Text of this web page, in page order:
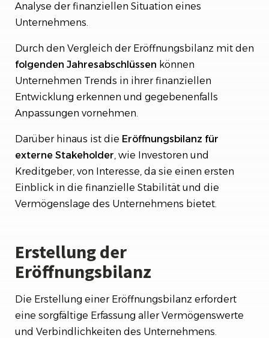
Analyse der finanziellen Situation eines
Unternehmens.
Durch den Vergleich der Eröffnungsbilanz mit den
folgenden Jahresabschlüssen können
Unternehmen Trends in ihrer finanziellen
Entwicklung erkennen und gegebenenfalls
Anpassungen vornehmen.
Darüber hinaus ist die Eröffnungsbilanz für
externe Stakeholder, wie Investoren und
Kreditgeber, von Interesse, da sie einen ersten
Einblick in die finanzielle Stabilität und die
Vermögenslage des Unternehmens bietet.
Erstellung der
Eröffnungsbilanz
Die Erstellung einer Eröffnungsbilanz erfordert
eine sorgfältige Erfassung aller Vermögenswerte
und Verbindlichkeiten des Unternehmens.